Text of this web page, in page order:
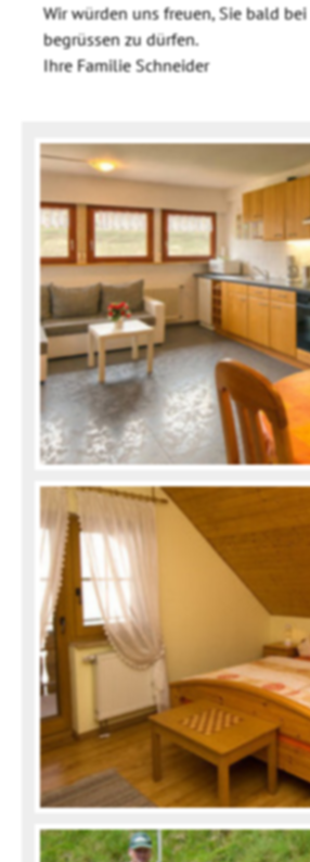
Wir würden uns freuen, Sie bald
begrüssen zu dürfen.
Ihre Familie Schneider